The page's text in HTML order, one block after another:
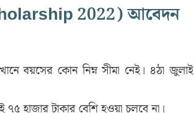
2022) আবেদন
বয়সের কোন নিম্ন সীমা নেই। ৪ঠা জুলাই
হাজার টাকার বেশি হওয়া চলবে না।